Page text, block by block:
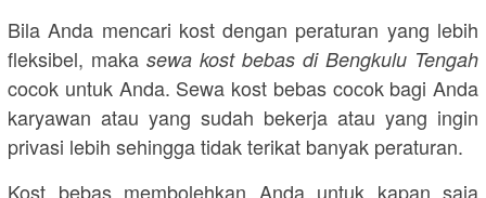
Bila Anda mencari kost dengan peraturan yang lebih
fleksibel, maka sewa kost bebas di Bengkulu Tengah
cocok untuk Anda. Sewa kost bebas cocok bagi Anda
karyawan atau yang sudah bekerja atau yang ingin
privasi lebih sehingga tidak terikat banyak peraturan.
Kost bebas membolehkan Anda untuk kapan saja